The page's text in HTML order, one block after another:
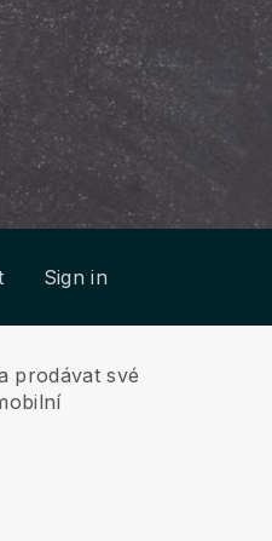
Sign in
prodávat své